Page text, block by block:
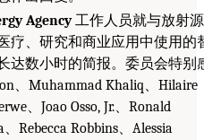
Agency工作人员就与放射源
疗、研究和商业应用中使用的
达数小时的简报。委员会特别
、Muhammad Khaliq、Hilaire
、Joao Osso, Jr.、Ronald
Rebecca Robbins、Alessia